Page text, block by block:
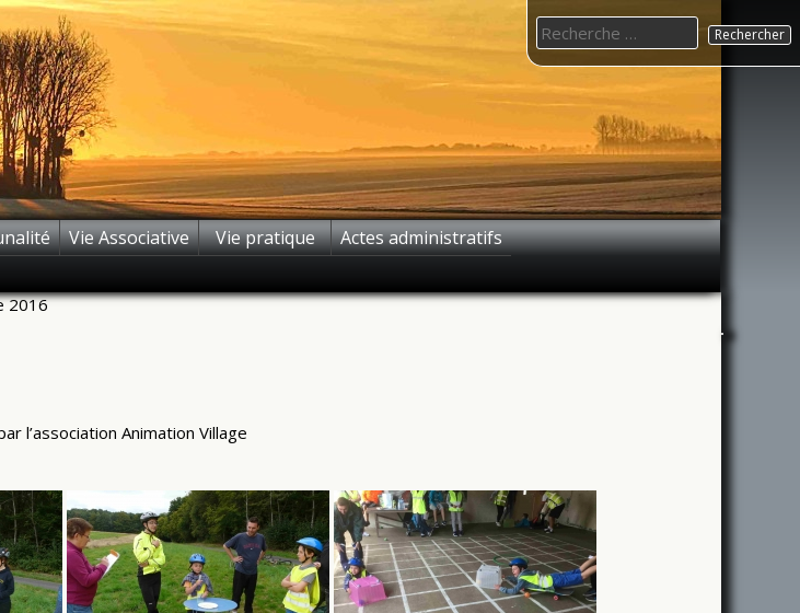
Vie Associative Vie pratique
Actes administratifs
Search
for:
2016
l’association Animation Village